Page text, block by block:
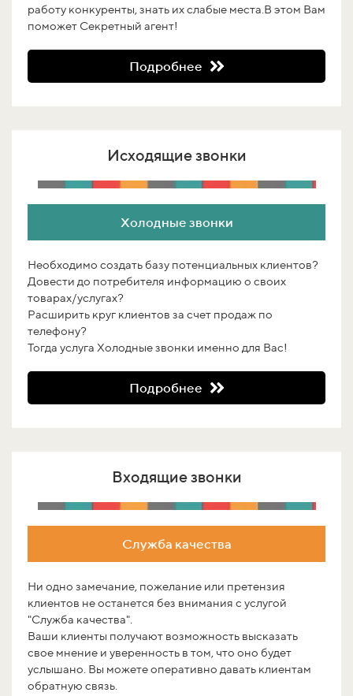
работу конкуренты, знать их слабые места.В этом Вам
поможет Секретный агент!
Подробнее
Исходящие звонки
Холодные звонки
Необходимо создать базу потенциальных клиентов?
Довести до потребителя информацию о своих
товарах/услугах?
Расширить круг клиентов за счет продаж по
телефону?
Тогда услуга Холодные звонки именно для Вас!
Подробнее
Входящие звонки
Служба качества
Ни одно замечание, пожелание или претензия
клиентов не останется без внимания с услугой
"Служба качества".
Ваши клиенты получают возможность высказать
свое мнение и уверенность в том, что оно будет
услышано. Вы можете оперативно давать клиентам
обратную связь.